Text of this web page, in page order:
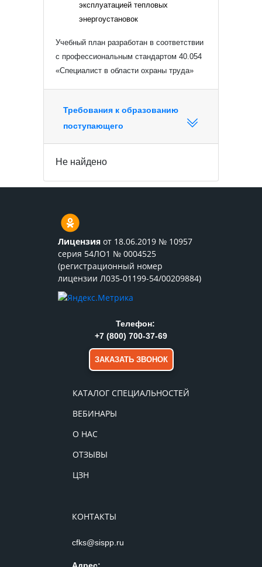
эксплуатацией тепловых
энергоустановок
Учебный план разработан в соответствии
с профессиональным стандартом 40.054
«Специалист в области охраны труда»
Требования к образованию
поступающего
Не найдено
Лицензия от 18.06.2019 № 10957
серия 54ЛО1 № 0004525
(регистрационный номер
лицензии Л035-01199-54/00209884)
КАТАЛОГ СПЕЦИАЛЬНОСТЕЙ
ВЕБИНАРЫ
О НАС
ОТЗЫВЫ
ЦЗН
КОНТАКТЫ
cfks@sispp.ru
Адрес:
Телефон:
+7 (800) 700-37-69
ЗАКАЗАТЬ ЗВОНОК